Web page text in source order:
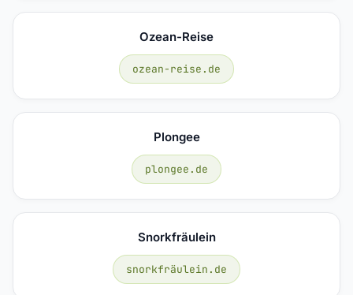
Ozean-Reise
ozean-reise.de
Plongee
plongee.de
Snorkfräulein
snorkfräulein.de